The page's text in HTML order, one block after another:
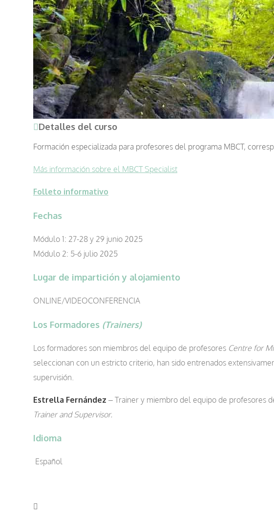
Más
Detalles del curso
Formación especializada para profesores del programa MBCT,
Más información sobre el MBCT Specialist
Folleto informativo
Fechas
Módulo 1: 27-28 y 29 junio 2025
Módulo 2: 5-6 julio 2025
Lugar de impartición y alojamiento
ONLINE/VIDEOCONFERENCIA
Los Formadores (Trainers)
Los formadores son miembros del equipo de profesores Centre for
seleccionan con un estricto criterio, han sido entrenados
supervisión.
Estrella Fernández – Trainer y miembro del equipo de profesores
Trainer and Supervisor.
Idioma
Español